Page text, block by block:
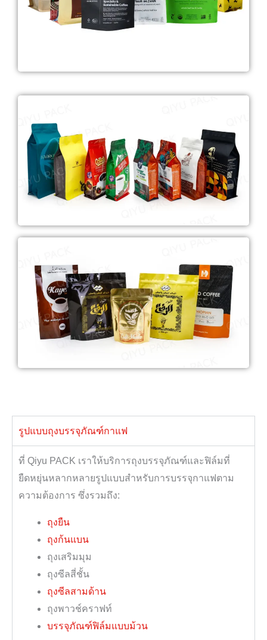
รูปแบบถุงบรรจุภัณฑ์กาแฟ
ที่ Qiyu PACK เราให้บริการถุงบรรจุภัณฑ์และฟิล์มที่
ยืดหยุ่นหลากหลายรูปแบบสำหรับการบรรจุกาแฟตาม
ความต้องการ ซึ่งรวมถึง:
ถุงยืน
ถุงก้นแบน
ถุงเสริมมุม
ถุงซีลสี่ชั้น
ถุงซีลสามด้าน
ถุงพาวช์คราฟท์
บรรจุภัณฑ์ฟิล์มแบบม้วน